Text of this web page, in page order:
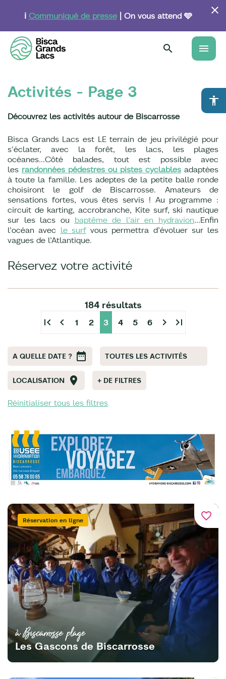
principal
ℹ️ Communiqué de presse| On vous attend 🩵
menu
accessibility
Activités - Page 3
Découvrez les activités autour de Biscarrosse
Bisca Grands Lacs est LE terrain de jeu privilégié pour
s'éclater, avec la forêt, les lacs, les plages
océanes...Côté balades, tout est possible avec
les randonnées pédestres ou pistes cyclables adaptées
à toute la famille. Les adeptes de la petite balle ronde
choisiront le golf de Biscarrosse. Amateurs de
sensations fortes, vous êtes servis ! Au programme :
circuit de karting, accrobranche, Kite surf, ski nautique
sur les lacs ou baptême de l’air en hydravion…Enfin
l’océan avec le surfvous permettra d’évoluer sur les
vagues de l’Atlantique.
Réservez votre activité
184 résultats
first_page chevron_left 1 2 3 4 5 6 chevron_right last_page
A QUELLE DATE ? TOUTES LES ACTIVITÉS
LOCALISATION + DE FILTRES
Réinitialiser tous les filtres
favorite_border
Réservation en ligne
à Biscarrosse plage
Les Gascons de Biscarrosse